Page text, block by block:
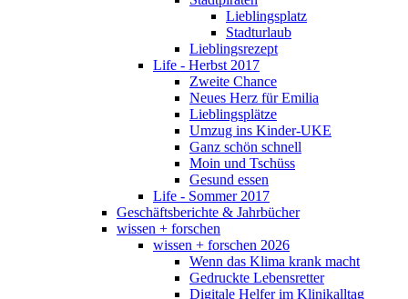
Lieblingsplatz
Stadturlaub
Lieblingsrezept
Life - Herbst 2017
Zweite Chance
Neues Herz für Emilia
Lieblingsplätze
Umzug ins Kinder-UKE
Ganz schön schnell
Moin und Tschüss
Gesund essen
Life - Sommer 2017
Geschäftsberichte & Jahrbücher
wissen + forschen
wissen + forschen 2026
Wenn das Klima krank macht
Gedruckte Lebensretter
Digitale Helfer im Klinikalltag